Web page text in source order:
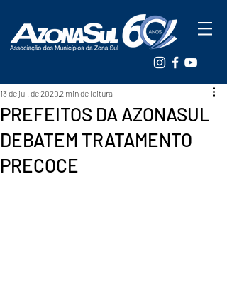
PREFEITOS DA AZONASUL
DEBATEM TRATAMENTO
PRECOCE
13 de jul. de 20202 min de leitura